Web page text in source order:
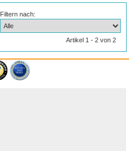
Filtern nach:
Artikel 1 - 2 von 2